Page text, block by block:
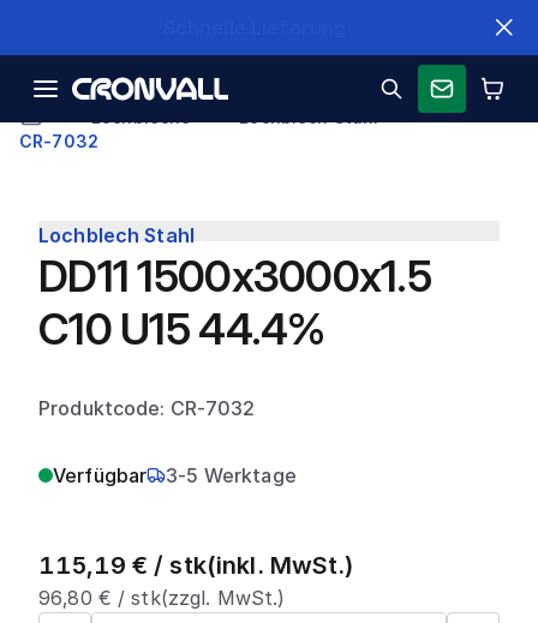
CR-7032
Lochblech Stahl
DD11 1500x3000x1.5
C10 U15 44.4%
Produktcode: CR-7032
Verfügbar 3-5 Werktage
115,19 € / stk(inkl. MwSt.)
96,80 € /stk(zzgl. MwSt.)